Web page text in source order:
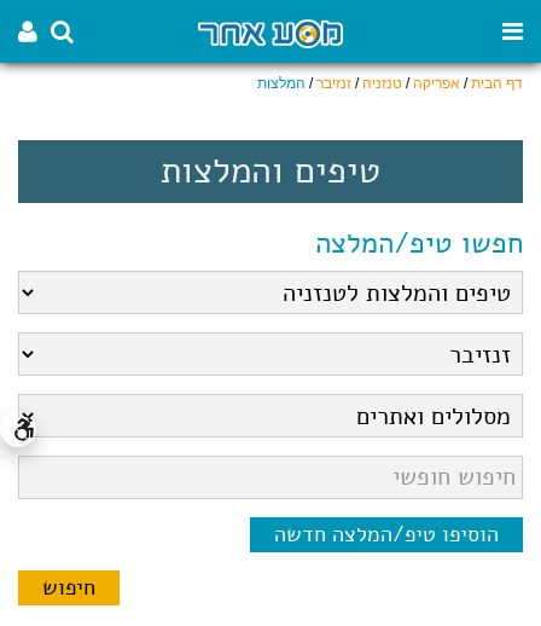
דף הבית/ אפריקה/ טנזניה/ זנזיבר/ המלצות
טיפים והמלצות
חפשו טיפ/המלצה
הוסיפו טיפ/המלצה חדשה